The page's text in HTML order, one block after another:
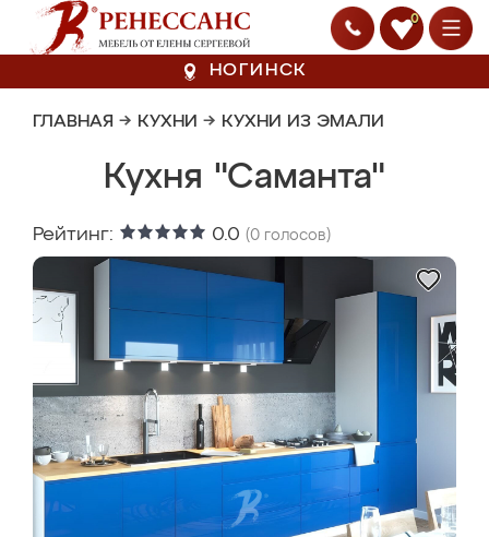
0
НОГИНСК
ГЛАВНАЯ → КУХНИ → КУХНИ ИЗ ЭМАЛИ
Кухня "Саманта"
Рейтинг: 0.0 (0 голосов)